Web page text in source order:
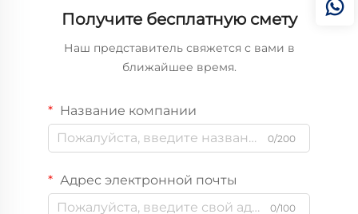
Получите бесплатную смету
Наш представитель свяжется с вами в
ближайшее время.
Название компании
0/200
Адрес электронной почты
0/100